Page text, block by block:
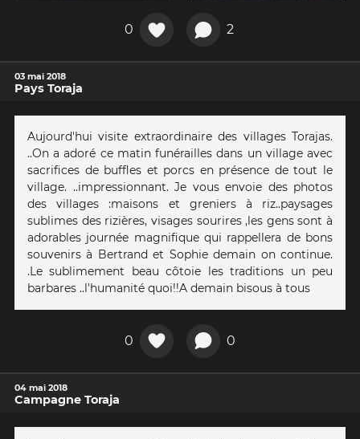
0 2
03 mai 2018
Pays Toraja
Aujourd'hui visite extraordinaire des villages Torajas.
..On a adoré ce matin funérailles dans un village avec
sacrifices de buffles et porcs en présence de tout le
village. ..impressionnant. Je vous envoie des photos
des villages :maisons et greniers à riz..paysages
sublimes des rizières, visages sourires ,les gens sont à
adorables journée magnifique qui rappellera de bons
souvenirs à Bertrand et Sophie demain on continue.
.Le sublimement beau côtoie les traditions un peu
barbares ..l'humanité quoi!!A demain bisous à tous
0 0
04 mai 2018
Campagne Toraja